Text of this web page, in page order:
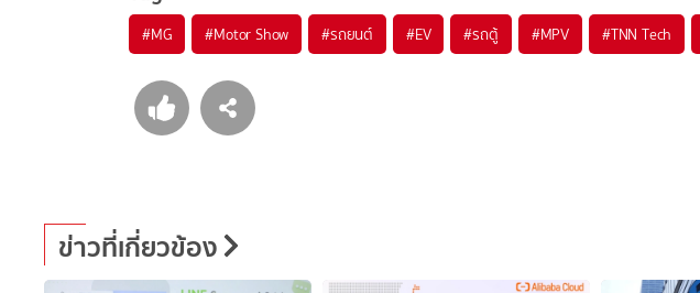
#MG #Motor Show #รถยนต์ #EV #รถตู้ #MPV #TNN Tech
ข่าวที่เกี่ยวข้อง